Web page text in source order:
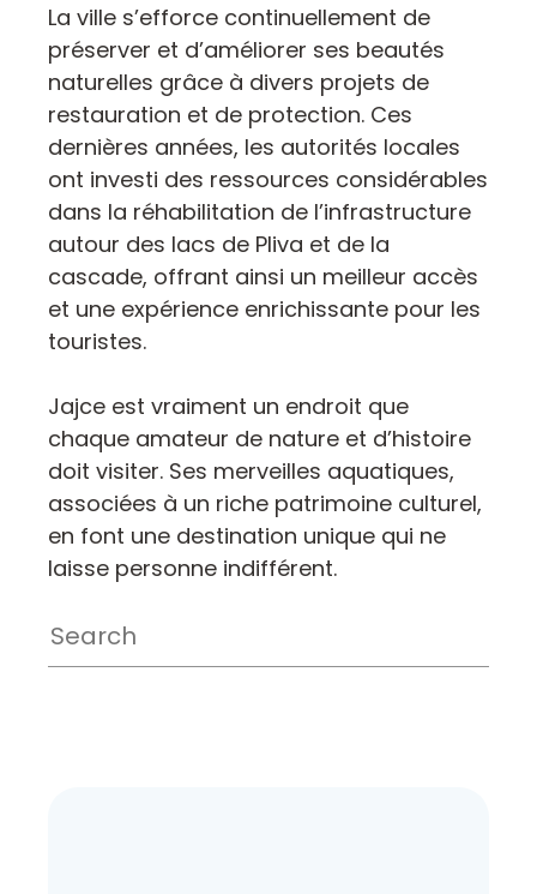
La ville s’efforce continuellement de
préserver et d’améliorer ses beautés
naturelles grâce à divers projets de
restauration et de protection. Ces
dernières années, les autorités locales
ont investi des ressources considérables
dans la réhabilitation de l’infrastructure
autour des lacs de Pliva et de la
cascade, offrant ainsi un meilleur accès
et une expérience enrichissante pour les
touristes.
Jajce est vraiment un endroit que
chaque amateur de nature et d’histoire
doit visiter. Ses merveilles aquatiques,
associées à un riche patrimoine culturel,
en font une destination unique qui ne
laisse personne indifférent.